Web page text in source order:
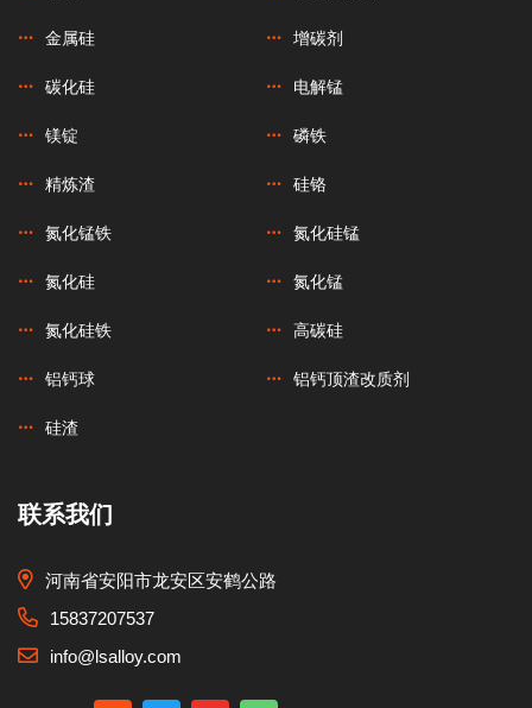
金属硅 增碳剂
碳化硅 电解锰
镁锭 磷铁
精炼渣 硅铬
氮化锰铁 氮化硅锰
氮化硅 氮化锰
氮化硅铁 高碳硅
铝钙球 铝钙顶渣改质剂
硅渣
联系我们
河南省安阳市龙安区安鹤公路
15837207537
info@lsalloy.com